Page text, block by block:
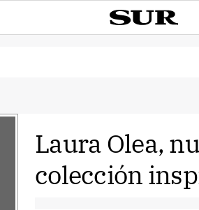
Laura Olea,
colección